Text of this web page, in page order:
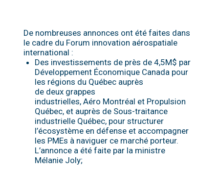
De nombreuses annonces ont été faites dans
le cadre du Forum innovation aérospatiale
international :
Des investissements de près de 4,5M$ par
Développement Économique Canada pour
les régions du Québec auprès
de deux grappes
industrielles, Aéro Montréal et Propulsion
Québec, et auprès de Sous-traitance
industrielle Québec, pour structurer
l’écosystème en défense et accompagner
les PMEs à naviguer ce marché porteur.
L’annonce a été faite par la ministre
Mélanie Joly;